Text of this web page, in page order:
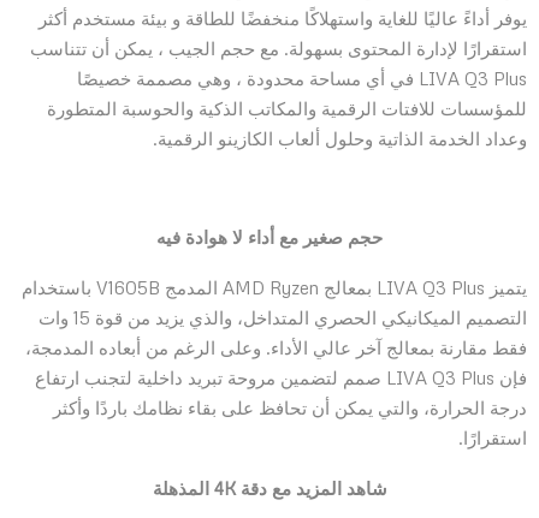
يوفر أداءً عاليًا للغاية واستهلاكًا منخفضًا للطاقة و بيئة مستخدم أكثر
استقرارًا لإدارة المحتوى بسهولة. مع حجم الجيب ، يمكن أن تتناسب
LIVA Q3 Plus في أي مساحة محدودة ، وهي مصممة خصيصًا
للمؤسسات للافتات الرقمية والمكاتب الذكية والحوسبة المتطورة
وعداد الخدمة الذاتية وحلول ألعاب الكازينو الرقمية.
حجم صغير مع أداء لا هوادة فيه
يتميز LIVA Q3 Plus بمعالج AMD Ryzen المدمج V1605B باستخدام
التصميم الميكانيكي الحصري المتداخل، والذي يزيد من قوة 15 وات
فقط مقارنة بمعالج آخر عالي الأداء. وعلى الرغم من أبعاده المدمجة،
فإن LIVA Q3 Plus صمم لتضمين مروحة تبريد داخلية لتجنب ارتفاع
درجة الحرارة، والتي يمكن أن تحافظ على بقاء نظامك باردًا وأكثر
استقرارًا.
شاهد المزيد مع دقة 4K المذهلة